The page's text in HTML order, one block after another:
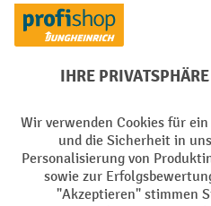
Rücknahme-Services
Elektrogeräte Rückname
Batterie Rückname